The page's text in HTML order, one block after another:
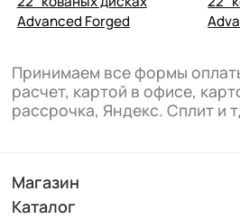
Advanced Forged
Принимаем все формы
расчет, картой в офисе,
рассрочка, Яндекс. Сплит и
Магазин
Каталог